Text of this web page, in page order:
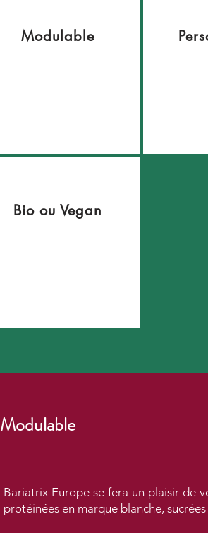
Modulable
Bio ou Vegan
Modulable
Bariatrix Europe se fera un plaisir de
protéinées en marque blanche, sucrées